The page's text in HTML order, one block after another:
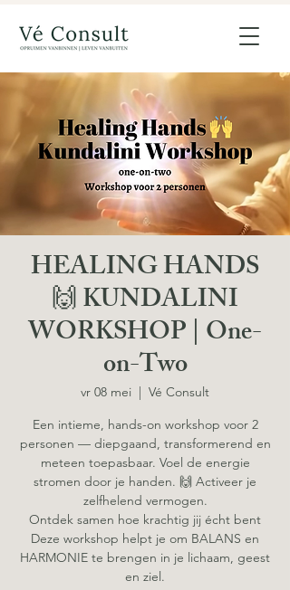
HEALING HANDS
🙌 KUNDALINI
WORKSHOP | One-
on-Two
vr 08 mei
  |
Vé Consult
Een intieme, hands-on workshop voor 2
personen — diepgaand, transformerend en
meteen toepasbaar. Voel de energie
stromen door je handen. 🙌 Activeer je
zelfhelend vermogen.
Ontdek samen hoe krachtig jij écht bent
Deze workshop helpt je om BALANS en
HARMONIE te brengen in je lichaam, geest
en ziel.